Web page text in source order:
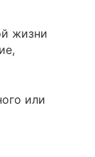
жизни
или